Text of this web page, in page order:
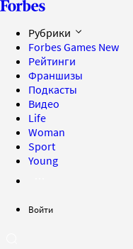
Рубрики
Forbes Games New
Рейтинги
Франшизы
Подкасты
Видео
Life
Woman
Sport
Young
Войти